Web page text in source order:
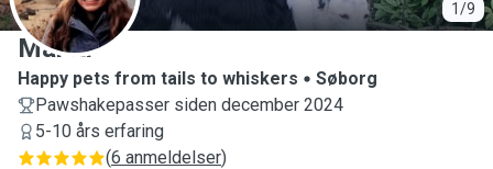
1/9
Marta
Happy pets from tails to whiskers
Søborg
Pawshakepasser siden december 2024
5-10 års erfaring
(6 anmeldelser)